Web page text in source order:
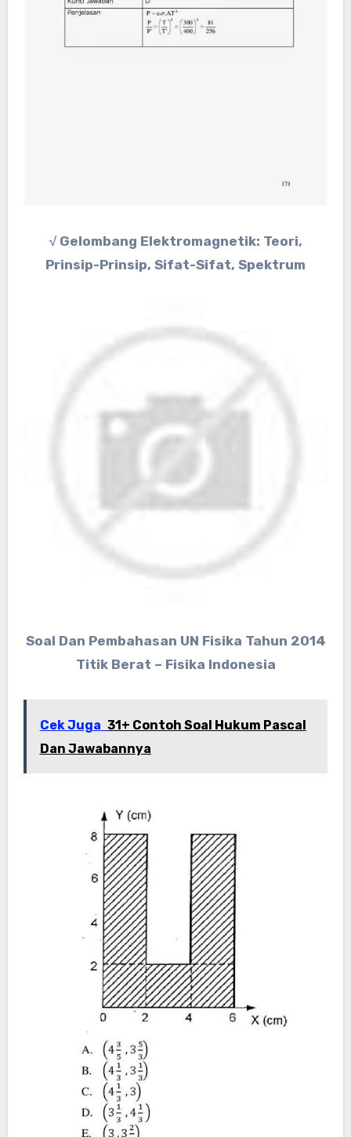
√ Gelombang Elektromagnetik: Teori,
Prinsip-Prinsip, Sifat-Sifat, Spektrum
Soal Dan Pembahasan UN Fisika Tahun 2014
Titik Berat – Fisika Indonesia
Cek Juga 31+ Contoh Soal Hukum Pascal
Dan Jawabannya